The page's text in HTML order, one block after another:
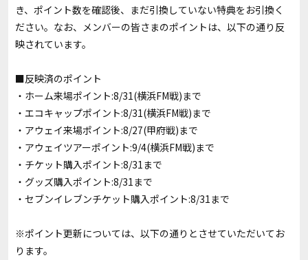
き、ポイント数を確認後、まだ引換していない特典をお引換く
ださい。なお、メンバーの皆さまのポイントは、以下の通り反
映されています。
■反映済のポイント
・ホーム来場ポイント:8/31(横浜FM戦)まで
・エコキャップポイント:8/31(横浜FM戦)まで
・アウェイ来場ポイント:8/27(甲府戦)まで
・アウェイツアーポイント:9/4(横浜FM戦)まで
・チケット購入ポイント:8/31まで
・グッズ購入ポイント:8/31まで
・セブンイレブンチケット購入ポイント:8/31まで
※ポイント更新については、以下の通りとさせていただいてお
ります。